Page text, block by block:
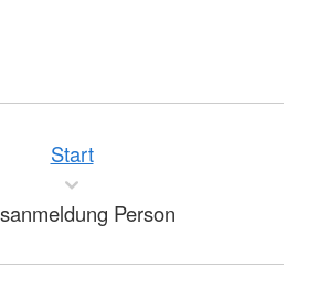
Start
Person